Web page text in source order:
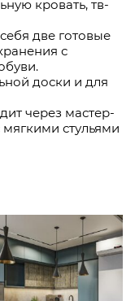
кровать, тв-
две готовые
с
доски и для
через мастер-
стульями